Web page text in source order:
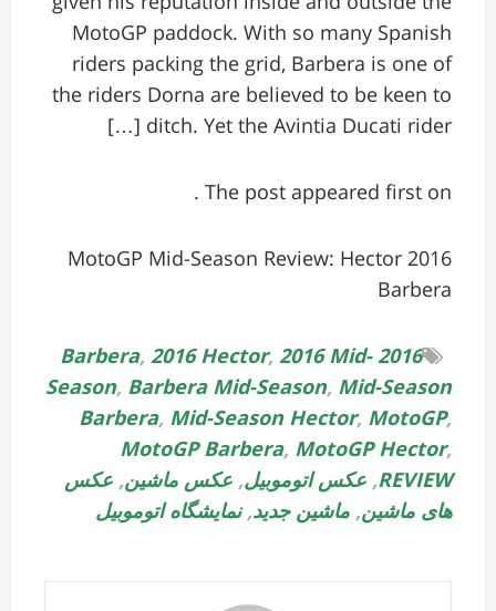
MotoGP paddock. With so many Spanish
riders packing the grid, Barbera is one of
the riders Dorna are believed to be keen to
ditch. Yet the Avintia Ducati rider […]
The post appeared first on .
2016 MotoGP Mid-Season Review: Hector
Barbera
2016 Barbera
, 2016 Hector, 2016 Mid-
Season, Barbera Mid-Season, Mid-Season
Barbera, Mid-Season Hector, MotoGP,
MotoGP Barbera, MotoGP Hector,
REVIEW
, عکس اتوموبیل, عکس ماشین, عکس
های ماشین, ماشین جدید,نمایشگاه اتوموبیل